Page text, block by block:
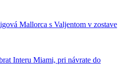
Mallorca s Valjentom v zostave
Interu Miami, pri návrate do